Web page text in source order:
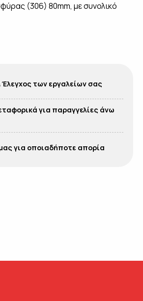
(306) 80mm, με συνολικό
των εργαλείων σας
για παραγγελίες άνω
για οποιαδήποτε απορία